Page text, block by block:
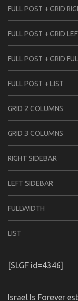
FULL POST + GRID
FULL POST + GRID
FULL POST + GRID
FULL POST + LIST
GRID 2 COLUMNS
GRID 3 COLUMNS
RIGHT SIDEBAR
LEFT SIDEBAR
FULLWIDTH
LIST
[SLGF id=4346]
Israel Is Forever